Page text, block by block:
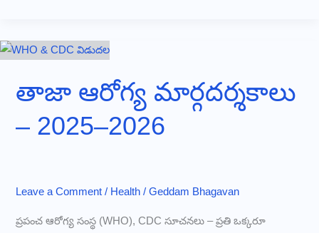
ఈ
5
చేస్తే
ఆరోగ్యం
తాజా ఆరోగ్య మార్గదర్శకాలు
– 2025–2026
Leave a Comment / Health/ Geddam Bhagavan
ప్రపంచ ఆరోగ్య సంస్థ (WHO), CDC సూచనలు – ప్రతి ఒక్కరూ